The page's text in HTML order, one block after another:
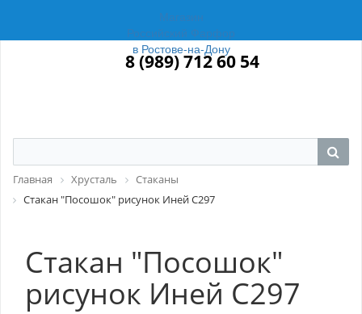
Магазин
Российский Фарфор
в Ростове-на-Дону
8 (989) 712 60 54
Главная Хрусталь
Стаканы
Стакан "Посошок" рисунок Иней С297
Стакан "Посошок"
рисунок Иней С297